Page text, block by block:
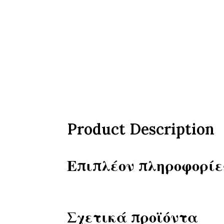
Product Description
Επιπλέον
Σχετικά προϊόντα